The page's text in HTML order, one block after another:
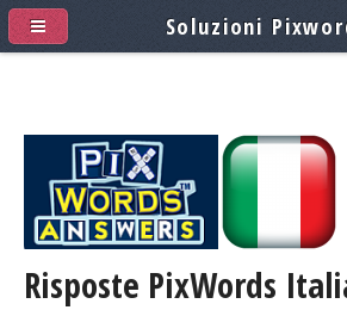
Risposte PixWords
Soluzioni